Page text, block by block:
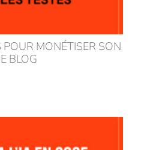
MONÉTISER SON
BLOG